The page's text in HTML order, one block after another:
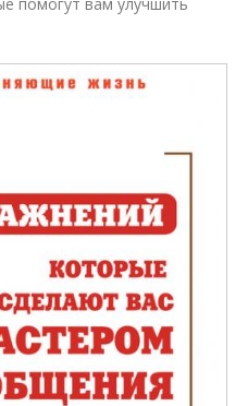
помогут вам улучшить